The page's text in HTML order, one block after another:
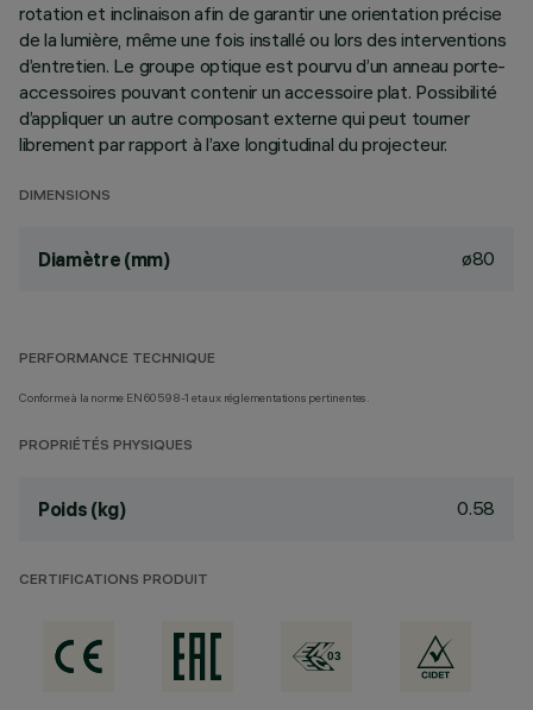
rotation et inclinaison afin de garantir une orientation précise
de la lumière, même une fois installé ou lors des interventions
d’entretien. Le groupe optique est pourvu d’un anneau porte-
accessoires pouvant contenir un accessoire plat. Possibilité
d’appliquer un autre composant externe qui peut tourner
librement par rapport à l’axe longitudinal du projecteur.
DIMENSIONS
Diamètre (mm) ø80
PERFORMANCE TECHNIQUE
Conforme à la norme EN60598-1 et aux réglementations pertinentes.
PROPRIÉTÉS PHYSIQUES
Poids (kg) 0.58
CERTIFICATIONS PRODUIT